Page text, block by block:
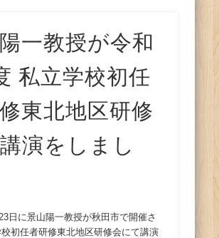
一教授が令和
私立学校初任
東北地区研修
演をしまし
日に景山陽一教授が秋田市で開催さ
初任者研修東北地区研修会にて講演